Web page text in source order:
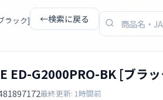
ラック] ←検索に戻る
ED-G2000PRO-BK [ブラ
最終更新: 1時間前